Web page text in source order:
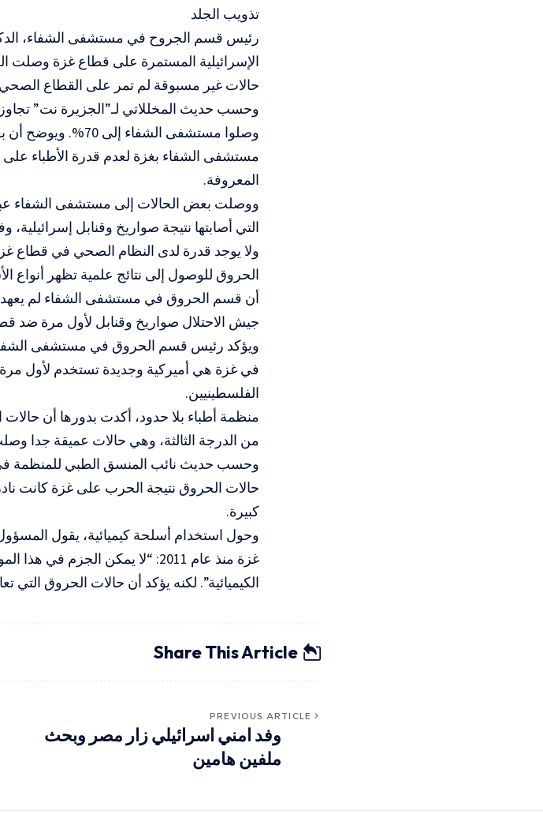
تذويب الجلد
رئيس قسم الجروح في مستشفى الشفاء،
الإسرائيلية المستمرة على قطاع غزة وصلت
حالات غير مسبوقة لم تمر على القطاع
وحسب حديث المخللاتي لـ”الجزيرة نت”
وصلوا مستشفى
مستشفى الشفاء بغزة لعدم قدرة الأطباء على
المعروفة.
ووصلت بعض الحالات إلى مستشفى الشفاء
التي أصابتها نتيجة صواريخ وقنابل إسرائيلية،
ولا يوجد قدرة لدى النظام الصحي في قطاع
الحروق للوصول إلى نتائج علمية تظهر أنواع
أن قسم الحروق في مستشفى الشفاء لم يعهد
جيش الاحتلال صواريخ وقنابل لأول مرة ضد
ويؤكد رئيس قسم الحروق في مستشفى
في غزة هي أميركية وجديدة تستخدم لأول
الفلسطينيين.
منظمة أطباء بلا حدود، أكدت بدورها أن
من الدرجة الثالثة، وهي حالات عميقة جدا
وحسب حديث نائب المنسق الطبي للمنظمة
حالات الحروق نتيجة الحرب على غزة كانت
كبيرة.
وحول استخدام أسلحة كيميائية، يقول
غزة منذ عام 2011: “لا يمكن
الكيميائية”. لكنه يؤكد أن حالات الحروق التي
Share This Article
PREVIOUS ARTICLE
وفد امني اسرائيلي زار مصر وبحث
ملفين هامين